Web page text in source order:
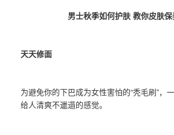
男士秋季如何护肤 教你皮肤
天天修面
为避免你的下巴成为女性害怕的“秃毛刷”，
给人清爽不邋遢的感觉。